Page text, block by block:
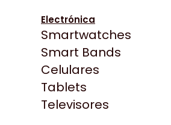
Electrónica
Smartwatches
Smart Bands
Celulares
Tablets
Televisores